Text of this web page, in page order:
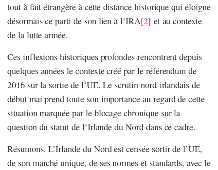
tout à fait étrangère à cette distance historique qui éloigne
désormais ce parti de son lien à l’IRA[2] et au contexte
de la lutte armée.
Ces inflexions historiques profondes rencontrent depuis
quelques années le contexte créé par le référendum de
2016 sur la sortie de l’UE. Le scrutin nord-irlandais de
début mai prend toute son importance au regard de cette
situation marquée par le blocage chronique sur la
question du statut de l’Irlande du Nord dans ce cadre.
Résumons. L’Irlande du Nord est censée sortir de l’UE,
de son marché unique, de ses normes et standards, avec le